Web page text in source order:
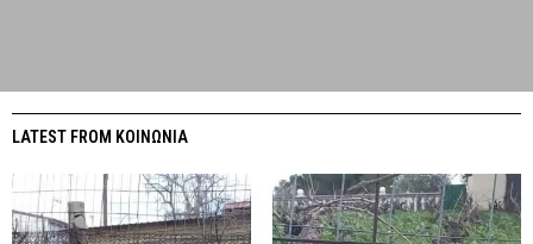
LATEST FROM ΚΟΙΝΩΝΙΑ